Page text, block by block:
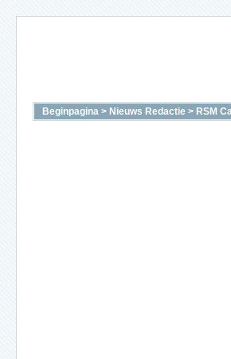
Beginpagina > Nieuws Redactie > RSM